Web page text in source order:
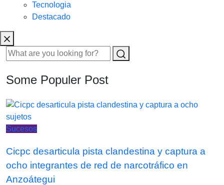
Tecnologia
Destacado
Some Populer Post
Sucesos
Cicpc desarticula pista clandestina y captura a
ocho integrantes de red de narcotráfico en
Anzoátegui